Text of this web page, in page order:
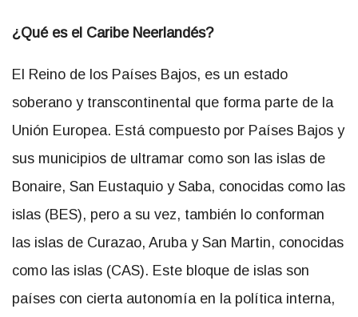
¿Qué es el Caribe Neerlandés?
El Reino de los Países Bajos, es un estado
soberano y transcontinental que forma parte de la
Unión Europea. Está compuesto por Países Bajos y
sus municipios de ultramar como son las islas de
Bonaire, San Eustaquio y Saba, conocidas como las
islas (BES), pero a su vez, también lo conforman
las islas de Curazao, Aruba y San Martin, conocidas
como las islas (CAS). Este bloque de islas son
países con cierta autonomía en la política interna,